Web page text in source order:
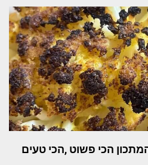
הכי פשוט ,הכי טעים